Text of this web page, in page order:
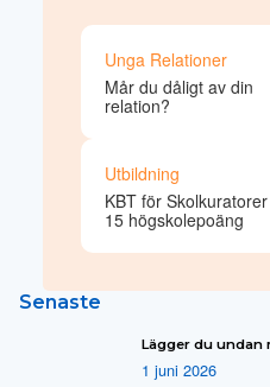
Unga Relationer
Mår du dåligt av din
relation?
Utbildning
KBT för Skolkuratorer
15 högskolepoäng
Senaste
Lägger du undan
1 juni 2026